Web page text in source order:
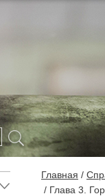
Главная
Глава 3.